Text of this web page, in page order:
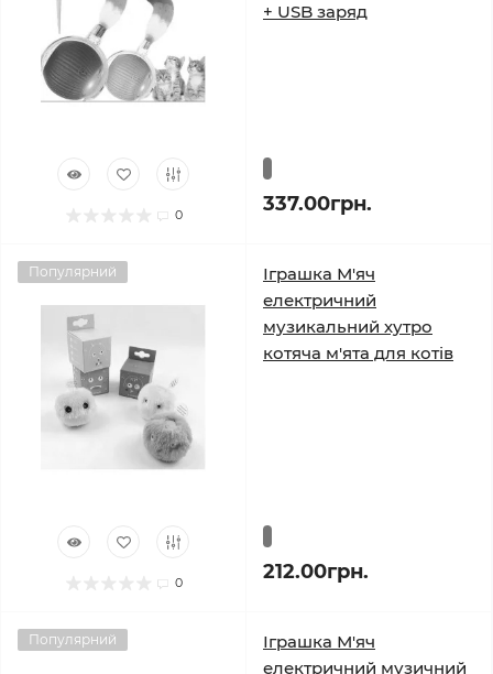
0
+ USB заряд
337.00грн.
Популярний
0
Іграшка М'яч
електричний
музикальний хутро
котяча м'ята для котів
212.00грн.
Популярний
Іграшка М'яч
електричний музичний